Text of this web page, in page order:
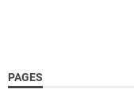
PAGES